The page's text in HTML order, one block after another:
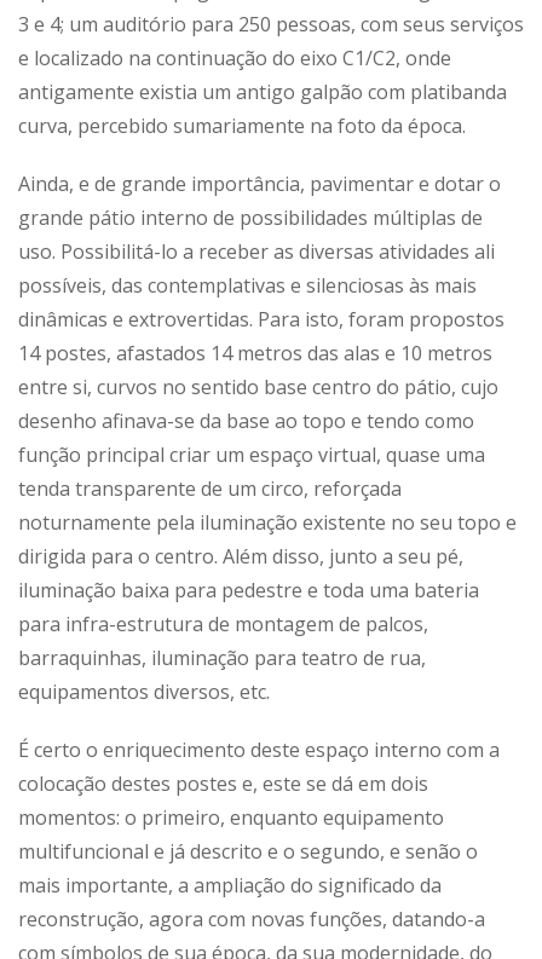
3 e 4; um auditório para 250 pessoas, com seus serviços
e localizado na continuação do eixo C1/C2, onde
antigamente existia um antigo galpão com platibanda
curva, percebido sumariamente na foto da época.
Ainda, e de grande importância, pavimentar e dotar o
grande pátio interno de possibilidades múltiplas de
uso. Possibilitá-lo a receber as diversas atividades ali
possíveis, das contemplativas e silenciosas às mais
dinâmicas e extrovertidas. Para isto, foram propostos
14 postes, afastados 14 metros das alas e 10 metros
entre si, curvos no sentido base centro do pátio, cujo
desenho afinava-se da base ao topo e tendo como
função principal criar um espaço virtual, quase uma
tenda transparente de um circo, reforçada
noturnamente pela iluminação existente no seu topo e
dirigida para o centro. Além disso, junto a seu pé,
iluminação baixa para pedestre e toda uma bateria
para infra-estrutura de montagem de palcos,
barraquinhas, iluminação para teatro de rua,
equipamentos diversos, etc.
É certo o enriquecimento deste espaço interno com a
colocação destes postes e, este se dá em dois
momentos: o primeiro, enquanto equipamento
multifuncional e já descrito e o segundo, e senão o
mais importante, a ampliação do significado da
reconstrução, agora com novas funções, datando-a
com símbolos de sua época, da sua modernidade, do